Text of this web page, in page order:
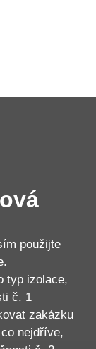
použijte
typ izolace,
č. 1
zakázku
nejdříve,